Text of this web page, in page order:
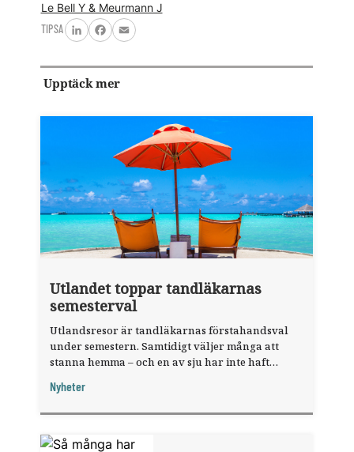
Le Bell Y & Meurmann J
TIPSA
LinkedInFacebook
Email
Upptäck mer
Utlandet toppar tandläkarnas
semesterval
Utlandsresor är tandläkarnas förstahandsval
under semestern. Samtidigt väljer många att
stanna hemma – och en av sju har inte haft
fråga".
Nyheter